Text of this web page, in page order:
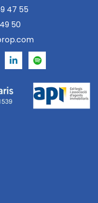
47 55
50